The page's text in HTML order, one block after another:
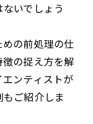
いでしょう
の前処理の仕
の捉え方を解
ンティストが
ご紹介しま